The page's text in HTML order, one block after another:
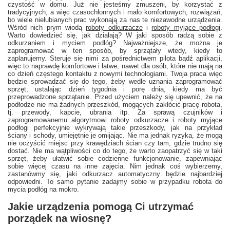
czystość w domu. Już nie jesteśmy zmuszeni, by korzystać z
tradycyjnych, a więc czasochłonnych i mało komfortowych, rozwiązań,
bo wiele nielubianych prac wykonają za nas te niezawodne urządzenia.
Wśród nich prym wiodąroboty odkurzaczeiroboty myjące podłogi.
Warto dowiedzieć się, jak działają? W jaki sposób radzą sobie z
odkurzaniem i myciem podłóg? Najważniejsze, że można je
zaprogramować w ten sposób, by sprzątały wtedy, kiedy to
zaplanujemy. Steruje się nimi za pośrednictwem pilota bądź aplikacji,
więc to naprawdę komfortowe i łatwe, nawet dla osób, które nie mają na
co dzień częstego kontaktu z nowymi technologiami. Twoja praca więc
będzie sprowadzać się do tego, żeby wedle uznania zaprogramować
sprzęt, ustalając dzień tygodnia i porę dnia, kiedy ma być
przeprowadzone sprzątanie. Przed użyciem należy się upewnić, że na
podłodze nie ma żadnych przeszkód, mogących zakłócić pracę robota,
tj. przewody, kapcie, ubrania itp. Za sprawą czujników i
zaprogramowanemu algorytmowi roboty odkurzacze i roboty myjące
podłogi perfekcyjnie wykrywają takie przeszkody, jak na przykład
ściany i schody, umiejętnie je omijając. Nie ma jednak ryzyka, że mogą
nie oczyścić miejsc przy krawędziach ścian czy tam, gdzie trudno się
dostać. Nie ma wątpliwości co do tego, że warto zaopatrzyć się w taki
sprzęt, żeby ułatwić sobie codzienne funkcjonowanie, zapewniając
sobie więcej czasu na inne zajęcia. Nim jednak coś wybierzemy,
zastanówmy się, jaki odkurzacz automatyczny będzie najbardziej
odpowiedni. To samo pytanie zadajmy sobie w przypadku robota do
mycia podłóg na mokro.
Jakie urządzenia pomogą Ci utrzymać
porządek na wiosnę?